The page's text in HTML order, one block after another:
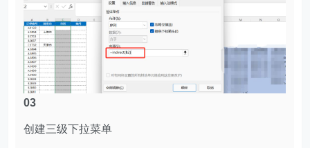
03
创建三级下拉菜单
选择编号列D2:D17，在依次单击数据→数据验证→在
弹出的命令框中选择【序列】→来源中输入公式
=indirect(B2&C2)